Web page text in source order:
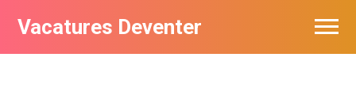
Vacatures Deventer
Vacatures per bedrijf in Deventer